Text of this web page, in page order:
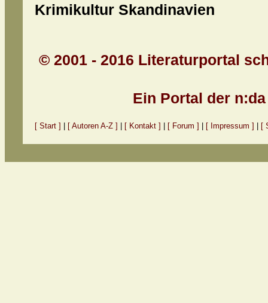
Krimikultur Skandinavien
© 2001 - 2016 Literaturportal
Ein Portal der
[ Start ] [ Autoren A-Z ] [ Kontakt ] [ Forum ] [ Impressum ] [